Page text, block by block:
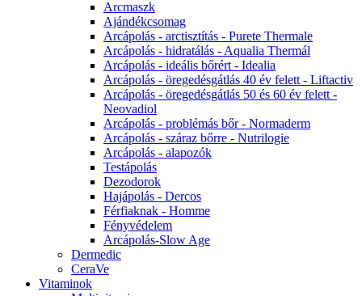
Arcmaszk
Ajándékcsomag
Arcápolás - arctisztítás - Purete Thermale
Arcápolás - hidratálás - Aqualia Thermál
Arcápolás - ideális bőrért - Idealia
Arcápolás - öregedésgátlás 40 év felett - Liftactiv
Arcápolás - öregedésgátlás 50 és 60 év felett -
Neovadiol
Arcápolás - problémás bőr - Normaderm
Arcápolás - száraz bőrre - Nutrilogie
Arcápolás - alapozók
Testápolás
Dezodorok
Hajápolás - Dercos
Férfiaknak - Homme
Fényvédelem
Arcápolás-Slow Age
Dermedic
CeraVe
Vitaminok